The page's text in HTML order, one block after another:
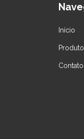
Início
Contato